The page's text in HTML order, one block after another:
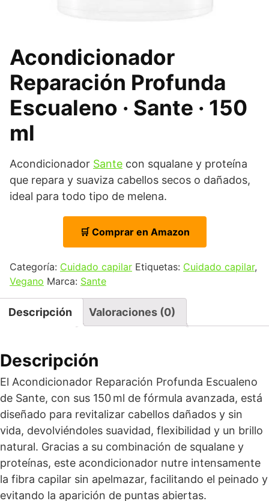
Acondicionador
Reparación Profunda
Escualeno · Sante · 150
ml
Acondicionador Sante con squalane y proteína
que repara y suaviza cabellos secos o dañados,
ideal para todo tipo de melena.
🛒 Comprar en Amazon
Categoría: Cuidado capilar Etiquetas: Cuidado capilar,
Vegano Marca: Sante
Descripción Valoraciones (0)
Descripción
El Acondicionador Reparación Profunda Escualeno
de Sante, con sus 150 ml de fórmula avanzada, está
diseñado para revitalizar cabellos dañados y sin
vida, devolviéndoles suavidad, flexibilidad y un brillo
natural. Gracias a su combinación de squalane y
proteínas, este acondicionador nutre intensamente
la fibra capilar sin apelmazar, facilitando el peinado y
evitando la aparición de puntas abiertas.